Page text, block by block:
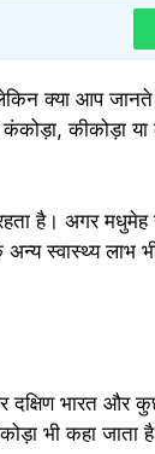
क्या आप
कंकोड़ा, कीकोड़ा
है। अगर मधुमेह
स्वास्थ्य लाभ
भारत और
भी कहा जाता